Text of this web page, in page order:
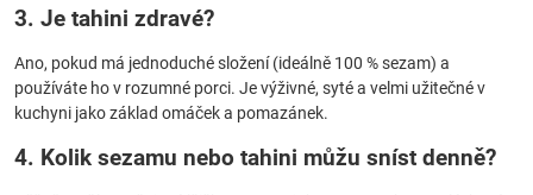
3. Je tahini zdravé?
Ano, pokud má jednoduché složení (ideálně 100 % sezam) a
používáte ho v rozumné porci. Je výživné, syté a velmi užitečné v
kuchyni jako základ omáček a pomazánek.
4. Kolik sezamu nebo tahini můžu sníst denně?